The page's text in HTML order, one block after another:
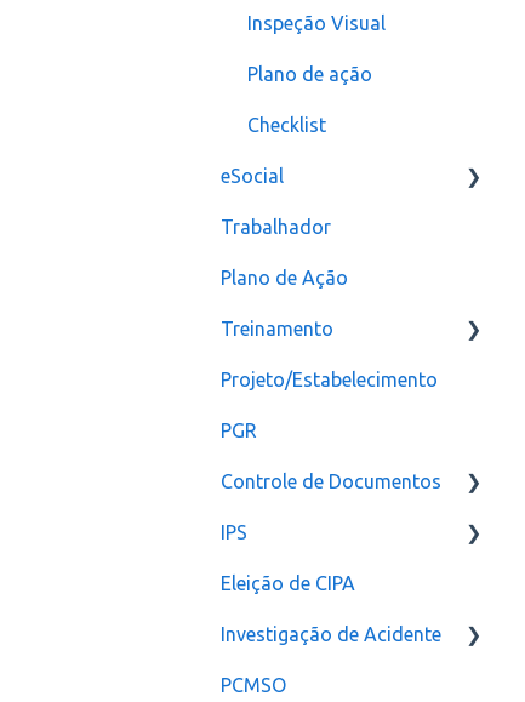
Inspeção Visual
Plano de ação
Checklist
eSocial
Erros
Criação
CAT
Trabalhador
Plano de Ação
Treinamento
Configuração
Projeto/Estabelecimento
PGR
Controle de Documentos
Notificação
IPS
Configurações
Eleição de CIPA
Investigação de Acidente
Configuração
PCMSO